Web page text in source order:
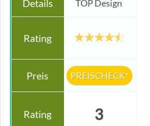
TOP Design
PREISCHECK*
3